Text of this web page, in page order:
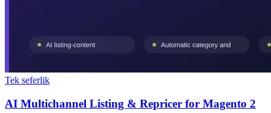
Tek seferlik
AI Multichannel Listing & Repricer for Magento 2